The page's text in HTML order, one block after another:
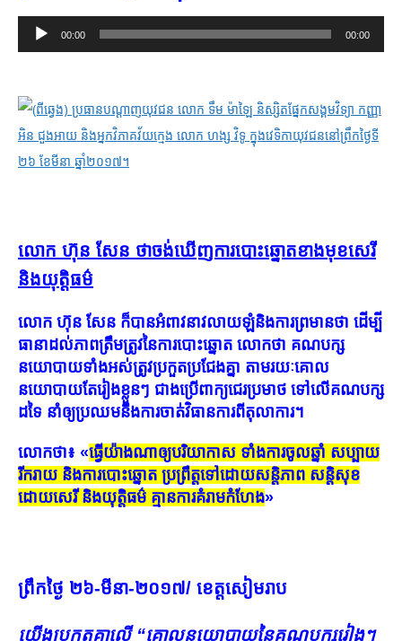
Audio
Player
00:00 00:00
លោក ហ៊ុន សែន ថាចង់ឃើញការបោះឆ្នោតខាងមុខសេរី
និងយុត្តិធម៌
លោក ​ហ៊ុន សែន ក៏បានអំពាវនាវលាយឡំនិងការព្រមានថា ដើម្បី
ធានាដល់ភាពត្រឹមត្រូវនៃការបោះឆ្នោត លោ​កថា គណបក្ស
នយោបាយទាំងអស់ត្រូវប្រកួតប្រជែងគ្នា តាមរយៈគោល
នយោបាយតែរៀងខ្លួនៗ ជាងប្រើពា​ក្យជេរ​​ប្រ​មា​​ថ ទៅ​លើគណបក្ស
ដទៃ នាំឲ្យប្រឈមនឹងការចាត់វិធានការពីតុលាការ។
លោកថា៖ «ធ្វើយ៉ាងណាឲ្យបរិយាកាស ទាំងការចូលឆ្នាំ សប្បាយ
រីករាយ និងការបោះឆ្នោត ប្រព្រឹ​ត្ត​ទៅ​ដោ​យស​ន្តិភា​ព ​សន្តិ​សុ​ខ
ដោយសេរី និងយុត្តិធម៌ គ្មានការគំរាមកំហែង»
ព្រឹកថ្ងៃ ២៦-មីនា-២០១៧/ ខេត្តសៀមរាប
យើងប្រកួតគ្នាលើ “គោលនយោបាយនៃគណបក្សរៀងៗ